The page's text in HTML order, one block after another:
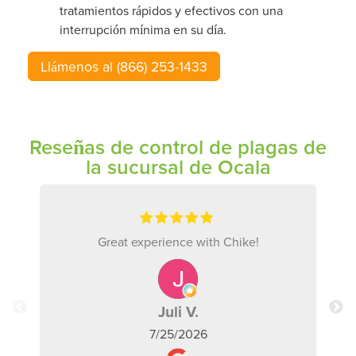
tratamientos rápidos y efectivos con una
interrupción mínima en su día.
Llámenos al (866) 253-1433
Reseñas de control de plagas de
la sucursal de Ocala
Great experience with Chike!
Juli V.
7/25/2026